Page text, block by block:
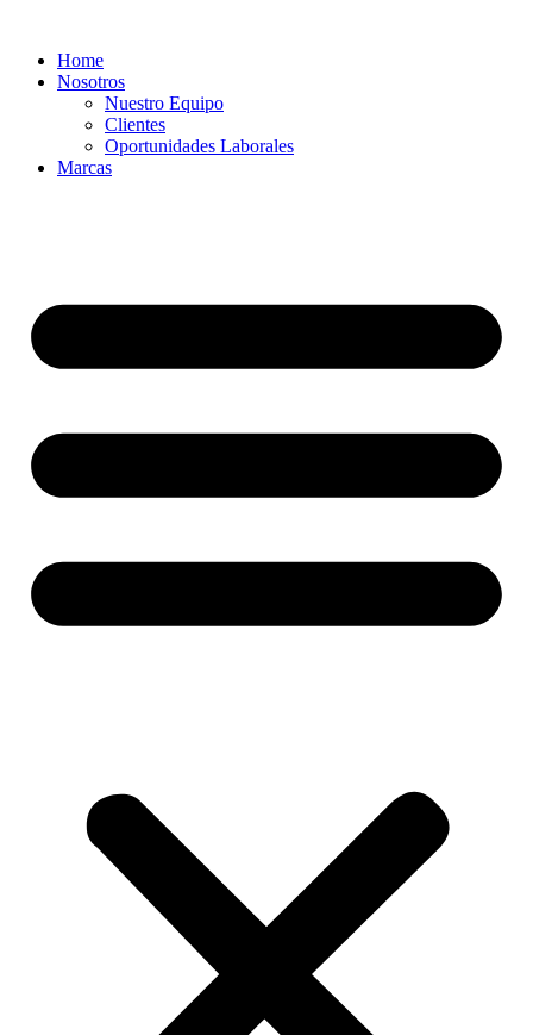
contenidoHome
Nosotros
Nuestro Equipo
Clientes
Oportunidades Laborales
Marcas